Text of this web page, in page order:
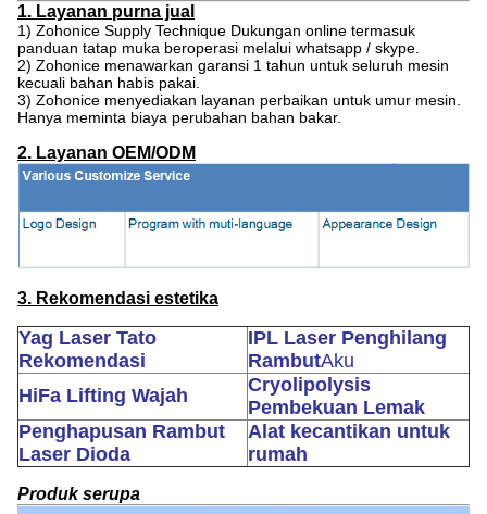
1. Layanan purna jual
1) Zohonice Supply Technique Dukungan online termasuk
panduan tatap muka beroperasi melalui whatsapp / skype.
2) Zohonice menawarkan garansi 1 tahun untuk seluruh mesin
kecuali bahan habis pakai.
3) Zohonice menyediakan layanan perbaikan untuk umur mesin.
Hanya meminta biaya perubahan bahan bakar.
2. Layanan OEM/ODM
3. Rekomendasi estetika
Yag Laser Tato
Rekomendasi
IPL Laser Penghilang
RambutAku
HiFa Lifting Wajah
Cryolipolysis
Pembekuan Lemak
Penghapusan Rambut
Laser Dioda
Alat kecantikan untuk
rumah
Produk serupa